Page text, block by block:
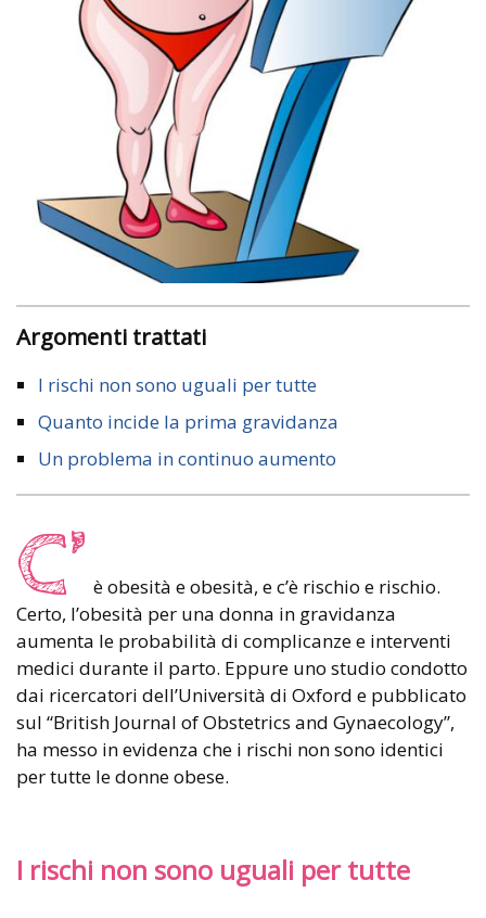
Argomenti trattati
I rischi non sono uguali per tutte
Quanto incide la prima gravidanza
Un problema in continuo aumento
C’ è obesità e obesità, e c’è rischio e rischio.
Certo, l’obesità per una donna in gravidanza
aumenta le probabilità di complicanze e interventi
medici durante il parto. Eppure uno studio condotto
dai ricercatori dell’Università di Oxford e pubblicato
sul “British Journal of Obstetrics and Gynaecology”,
ha messo in evidenza che i rischi non sono identici
per tutte le donne obese.
I rischi non sono uguali per tutte